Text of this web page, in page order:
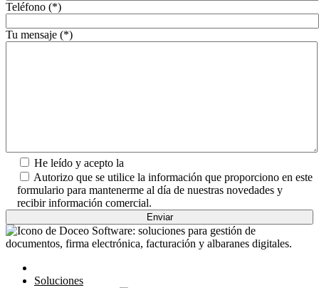
Teléfono (*)
Tu mensaje (*)
He leído y acepto la
Autorizo que se utilice la información que proporciono en este
formulario para mantenerme al día de nuestras novedades y
recibir información comercial.
Soluciones